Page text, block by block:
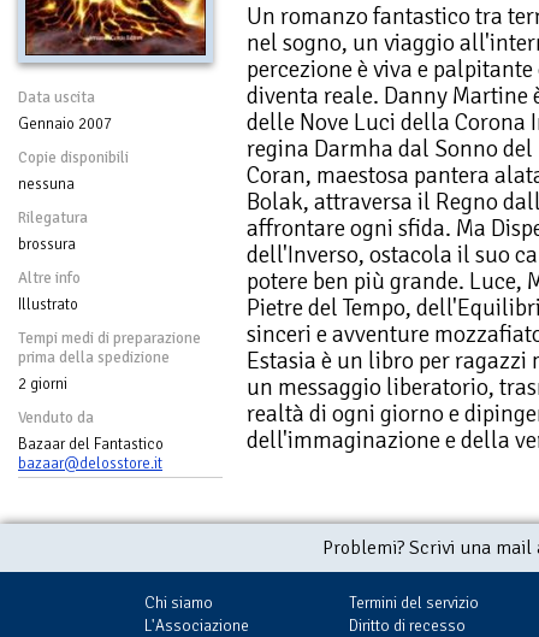
Data uscita
Gennaio 2007
Copie disponibili
nessuna
Rilegatura
brossura
Altre info
Illustrato
Tempi medi di preparazione
prima della spedizione
2 giorni
Venduto da
Bazaar del Fantastico
bazaar@delosstore.it
Un romanzo fantastico tra
nel sogno, un viaggio
percezione è viva e
diventa reale. Danny
delle Nove Luci della Corona
regina Darmha dal Sonno
Coran, maestosa pantera
Bolak, attraversa il Regno
affrontare ogni sfida. Ma
dell'Inverso, ostacola il suo
potere ben più grande. Luce,
Pietre del Tempo,
sinceri e avventure
Estasia è un libro per
un messaggio liberatorio,
realtà di ogni giorno e
dell'immaginazione e della
Problemi? Scrivi una
Chi siamo
L'Associazione
Termini del servizio
Diritto di recesso